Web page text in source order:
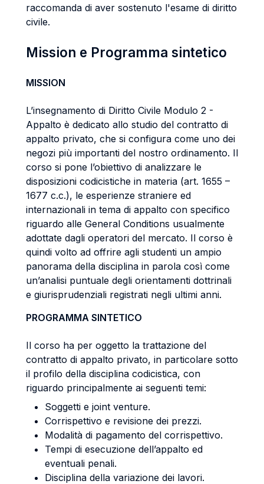
raccomanda di aver sostenuto l'esame di diritto
civile.
Mission e Programma sintetico
MISSION
L’insegnamento di Diritto Civile Modulo 2 -
Appalto è dedicato allo studio del contratto di
appalto privato, che si configura come uno dei
negozi più importanti del nostro ordinamento. Il
corso si pone l’obiettivo di analizzare le
disposizioni codicistiche in materia (art. 1655 –
1677 c.c.), le esperienze straniere ed
internazionali in tema di appalto con specifico
riguardo alle General Conditions usualmente
adottate dagli operatori del mercato. Il corso è
quindi volto ad offrire agli studenti un ampio
panorama della disciplina in parola così come
un’analisi puntuale degli orientamenti dottrinali
e giurisprudenziali registrati negli ultimi anni.
PROGRAMMA SINTETICO
Il corso ha per oggetto la trattazione del
contratto di appalto privato, in particolare sotto
il profilo della disciplina codicistica, con
riguardo principalmente ai seguenti temi:
Soggetti e joint venture.
Corrispettivo e revisione dei prezzi.
Modalità di pagamento del corrispettivo.
Tempi di esecuzione dell’appalto ed
eventuali penali.
Disciplina della variazione dei lavori.